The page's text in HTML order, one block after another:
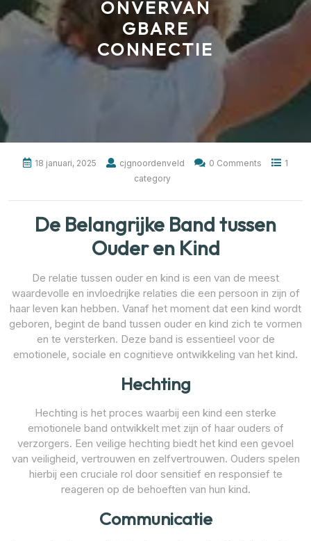
ONVERVAN
GBARE
CONNECTIE
18 januari, 2025 cjgnoordenveld 0 Comments
1
category
De Belangrijke Band tussen
Ouder en Kind
De relatie tussen ouder en kind is een van de meest
waardevolle en invloedrijke relaties die een persoon in zijn of
haar leven kan hebben. Vanaf het moment dat een kind wordt
geboren, begint de band tussen ouder en kind zich te vormen
en te versterken. Deze band is essentieel voor de
emotionele, sociale en cognitieve ontwikkeling van het kind.
Hechting
Hechting is het proces waarbij een kind een sterke
emotionele band ontwikkelt met zijn of haar ouders of
verzorgers. Een veilige hechting biedt het kind een gevoel
van veiligheid, vertrouwen en zelfvertrouwen. Ouders spelen
hierbij een cruciale rol door sensitief en responsief te
reageren op de behoeften van hun kind.
Communicatie